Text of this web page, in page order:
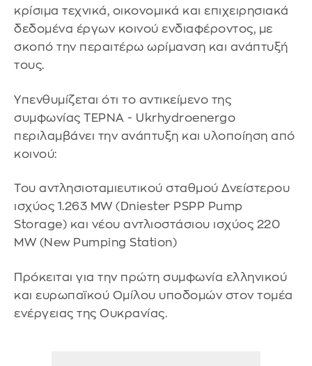
κρίσιμα τεχνικά, οικονομικά και επιχειρησιακά
δεδομένα έργων κοινού ενδιαφέροντος, με
σκοπό την περαιτέρω ωρίμανση και ανάπτυξή
τους.
Υπενθυμίζεται ότι το αντικείμενο της
συμφωνίας ΤΕΡΝΑ - Ukrhydroenergo
περιλαμβάνει την ανάπτυξη και υλοποίηση από
κοινού:
Του αντλησιοταμιευτικού σταθμού Δνείστερου
ισχύος 1.263 MW (Dniester PSPP Pump
Storage) και νέου αντλιοστάσιου ισχύος 220
MW (New Pumping Station)
Πρόκειται για την πρώτη συμφωνία ελληνικού
και ευρωπαϊκού Ομίλου υποδομών στον τομέα
ενέργειας της Ουκρανίας.